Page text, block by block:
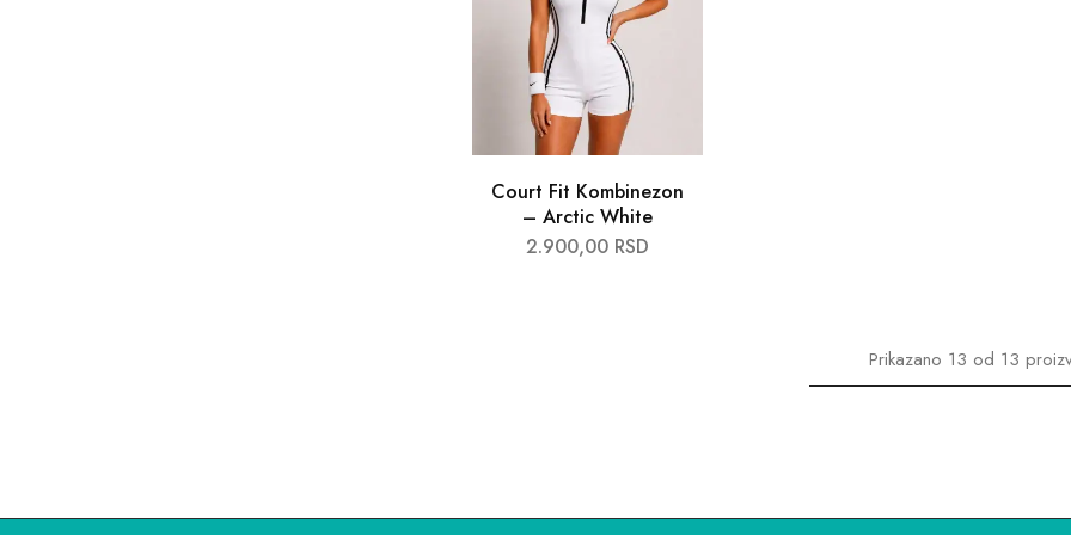
Court Fit Kombinezon
– Arctic White
2.900,00 RSD
Prikazano 13od 13